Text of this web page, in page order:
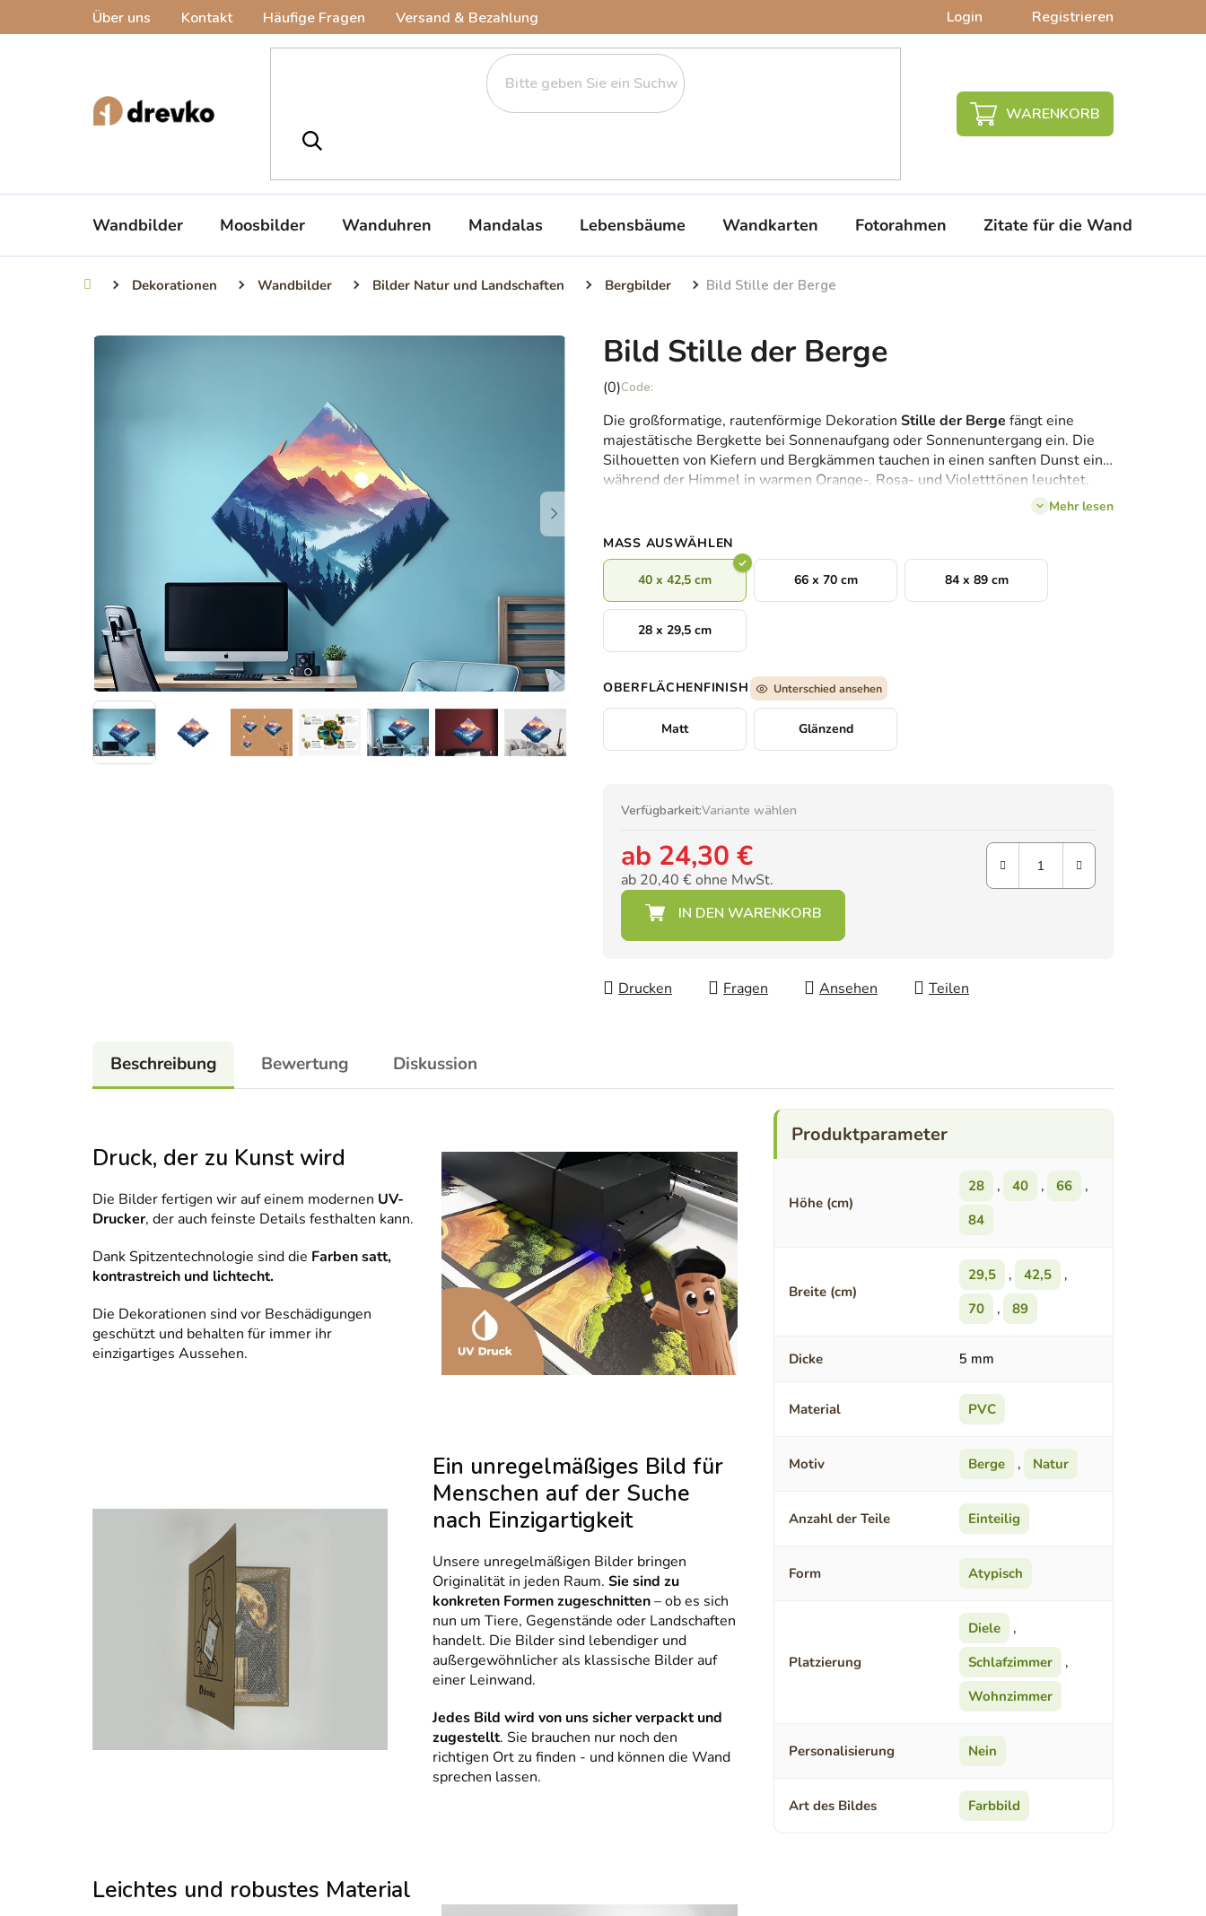
Über uns Kontakt Häufige Fragen Versand & Bezahlung Login Registrieren
WARENKORB
Wandbilder Moosbilder Wanduhren Mandalas Lebensbäume Wandkarten Fotorahmen Zitate für die Wand
StartseiteDekorationen Wandbilder Bilder Natur und Landschaften Bergbilder Bild Stille der Berge
Bild Stille der Berge
Die
Produktbewertung
ist
0,0
von
(0)
Die großformatige, rautenförmige Dekoration Stille der Berge fängt eine
majestätische Bergkette bei Sonnenaufgang oder Sonnenuntergang ein. Die
Silhouetten von Kiefern und Bergkämmen tauchen in einen sanften Dunst ein,
während der Himmel in warmen Orange-, Rosa- und Violetttönen leuchtet.
– wie eine Einladung, in die Stille der
Mehr lesen
MASS AUSWÄHLEN
40 x 42,5 cm 66 x 70 cm 84 x 89 cm
28 x 29,5 cm
OBERFLÄCHENFINISH Unterschied ansehen
Matt Glänzend
Verfügbarkeit:Variante wählen
ab 24,30 €
ab 20,40 €ohne MwSt.
Verkaufspreis:
Drucken Fragen Ansehen Teilen
Beschreibung Bewertung Diskussion
Druck, der zu Kunst wird
Die Bilder fertigen wir auf einem modernen UV-
Drucker, der auch feinste Details festhalten kann.
Dank Spitzentechnologie sind die Farben satt,
kontrastreich und lichtecht.
Die Dekorationen sind vor Beschädigungen
geschützt und behalten für immer ihr
einzigartiges Aussehen.
Ein unregelmäßiges Bild für
Menschen auf der Suche
nach Einzigartigkeit
Unsere unregelmäßigen Bilder bringen
Originalität in jeden Raum.Sie sind zu
konkreten Formen zugeschnitten– ob es sich
nun um Tiere, Gegenstände oder Landschaften
handelt. Die Bilder sind lebendiger und
außergewöhnlicher als klassische Bilder auf
einer Leinwand.
Jedes Bild wird von uns sicher verpackt und
zugestellt. Sie brauchen nur noch den
richtigen Ort zu finden - und können die Wand
sprechen lassen.
Leichtes und robustes Material
Höhe (cm)
28 , 40 , 66
,
84
Breite (cm)
29,5 , 42,5
,
70
, 89
Dicke 5 mm
Material PVC
Motiv Berge , Natur
Anzahl der Teile Einteilig
Form Atypisch
Platzierung
Diele
,
Schlafzimmer
,
Wohnzimmer
Personalisierung Nein
Art des Bildes Farbbild